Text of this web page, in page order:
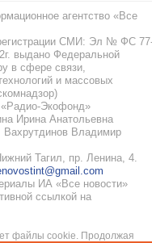
агентство «Все
СМИ: Эл № ФС
выдано Федеральной
в сфере связи,
и массовых
Экофонд»
Ирина Анатольевна
Вахрутдинов Владимир
Тагил, пр. Ленина, 4.
ИА «Все новости»
ссылкой на
файлы cookie. Продолжая